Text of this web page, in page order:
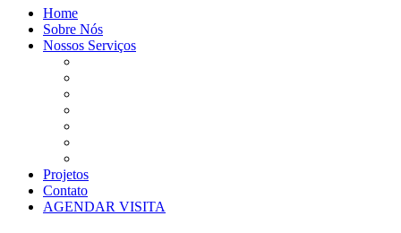
Home
Sobre Nós
Nossos Serviços
Projetos
Contato
AGENDAR VISITA